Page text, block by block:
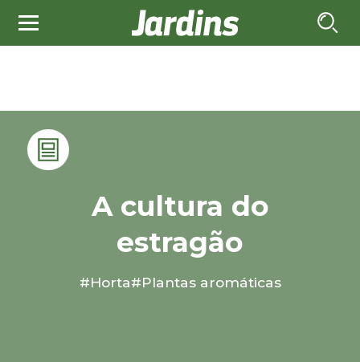
A cultura do
estragão
#Horta#Plantas aromáticas